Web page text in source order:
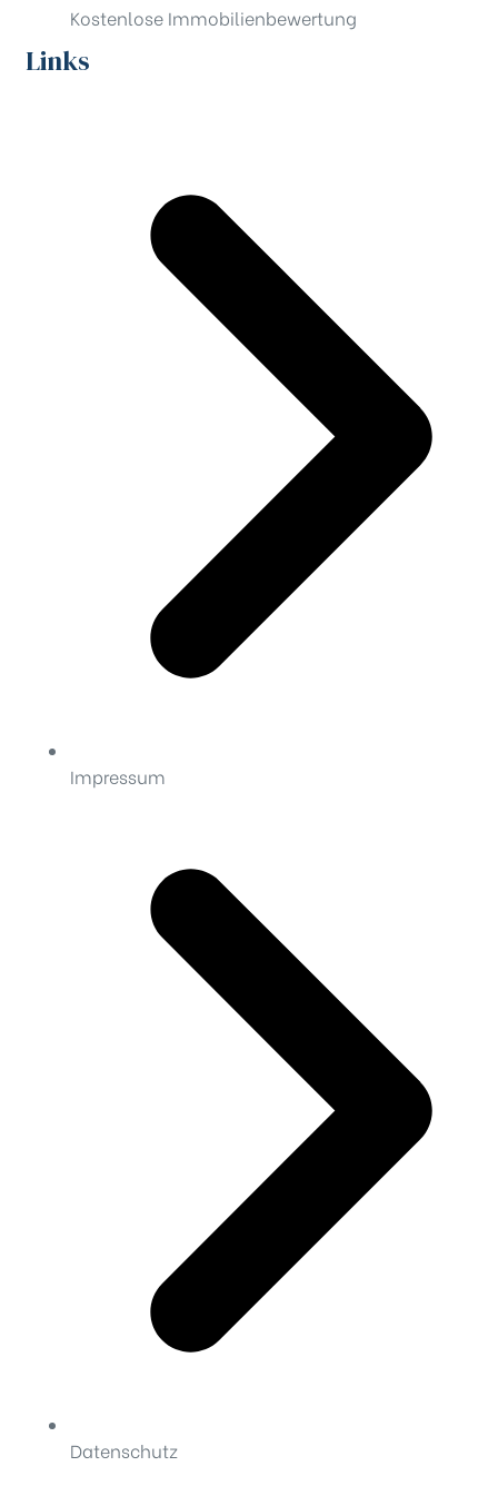
Kostenlose Immobilienbewertung
Links
Impressum
Datenschutz